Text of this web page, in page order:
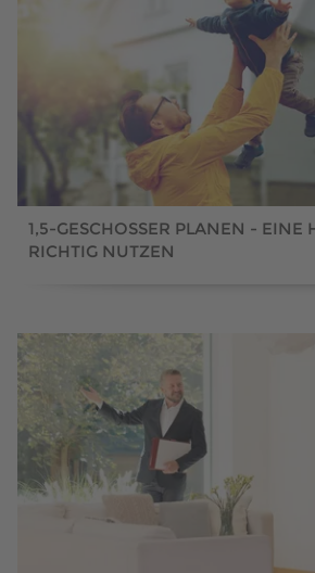
1,5-GESCHOSSER PLANEN - EINE
RICHTIG NUTZEN